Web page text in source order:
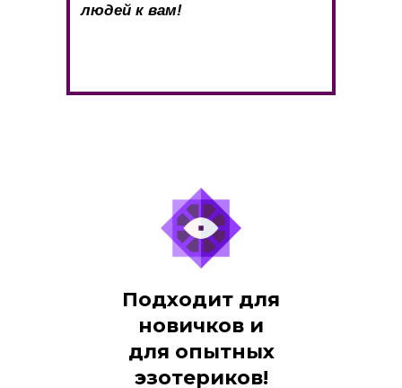
людей к вам!
Подходит для
новичков и
для опытных
эзотериков!